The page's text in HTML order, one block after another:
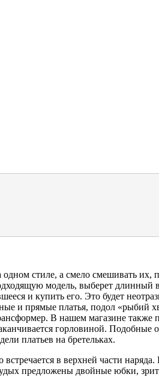
стиле, а смело смешивать их,
модель, выберет длинный
и купить его. Это будет
и прямые платья, подол «рыбий
В нашем магазине также
горловиной.
платьев на бретельках.
в верхней части
предложены двойные юбки,